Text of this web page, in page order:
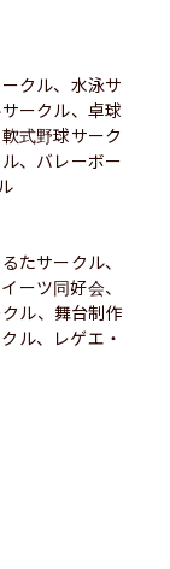
クル、水泳サ
ークル、卓球
式野球サーク
、バレーボー
たサークル、
ーツ同好会、
ル、舞台制作
ル、レゲエ・